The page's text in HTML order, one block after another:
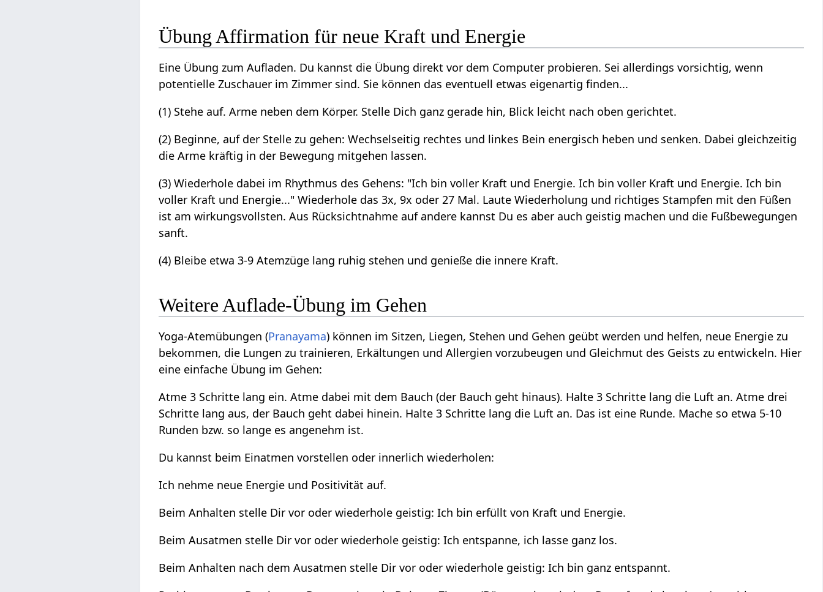
Übung Affirmation für neue Kraft und Energie
Eine Übung zum Aufladen. Du kannst die Übung direkt vor dem Computer probieren. Sei allerdings vorsichtig, wenn
potentielle Zuschauer im Zimmer sind. Sie können das eventuell etwas eigenartig finden...
(1) Stehe auf. Arme neben dem Körper. Stelle Dich ganz gerade hin, Blick leicht nach oben gerichtet.
(2) Beginne, auf der Stelle zu gehen: Wechselseitig rechtes und linkes Bein energisch heben und senken. Dabei gleichzeitig
die Arme kräftig in der Bewegung mitgehen lassen.
(3) Wiederhole dabei im Rhythmus des Gehens: "Ich bin voller Kraft und Energie. Ich bin voller Kraft und Energie. Ich bin
voller Kraft und Energie..." Wiederhole das 3x, 9x oder 27 Mal. Laute Wiederholung und richtiges Stampfen mit den Füßen
ist am wirkungsvollsten. Aus Rücksichtnahme auf andere kannst Du es aber auch geistig machen und die Fußbewegungen
sanft.
(4) Bleibe etwa 3-9 Atemzüge lang ruhig stehen und genieße die innere Kraft.
Weitere Auflade-Übung im Gehen
Yoga-Atemübungen (Pranayama) können im Sitzen, Liegen, Stehen und Gehen geübt werden und helfen, neue Energie zu
bekommen, die Lungen zu trainieren, Erkältungen und Allergien vorzubeugen und Gleichmut des Geists zu entwickeln. Hier
eine einfache Übung im Gehen:
Atme 3 Schritte lang ein. Atme dabei mit dem Bauch (der Bauch geht hinaus). Halte 3 Schritte lang die Luft an. Atme drei
Schritte lang aus, der Bauch geht dabei hinein. Halte 3 Schritte lang die Luft an. Das ist eine Runde. Mache so etwa 5-10
Runden bzw. so lange es angenehm ist.
Du kannst beim Einatmen vorstellen oder innerlich wiederholen:
Ich nehme neue Energie und Positivität auf.
Beim Anhalten stelle Dir vor oder wiederhole geistig: Ich bin erfüllt von Kraft und Energie.
Beim Ausatmen stelle Dir vor oder wiederhole geistig: Ich entspanne, ich lasse ganz los.
Beim Anhalten nach dem Ausatmen stelle Dir vor oder wiederhole geistig: Ich bin ganz entspannt.